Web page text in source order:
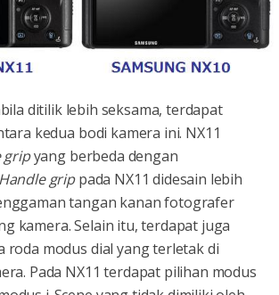
ditilik lebih seksama, terdapat
kedua bodi kamera ini. NX11
gripyang berbeda dengan
Handle grippada NX11 didesain lebih
tangan kanan fotografer
kamera. Selain itu, terdapat juga
roda modus dial yang terletak di
Pada NX11 terdapat pilihan modus